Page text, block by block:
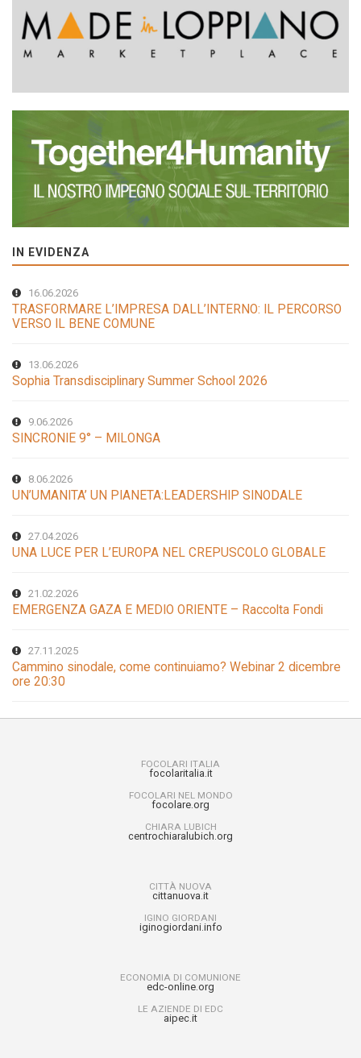
IN EVIDENZA
16.06.2026
TRASFORMARE L’IMPRESA DALL’INTERNO: IL PERCORSO
VERSO IL BENE COMUNE
13.06.2026
Sophia Transdisciplinary Summer School 2026
9.06.2026
SINCRONIE 9° – MILONGA
8.06.2026
UN’UMANITA’ UN PIANETA:LEADERSHIP SINODALE
27.04.2026
UNA LUCE PER L’EUROPA NEL CREPUSCOLO GLOBALE
21.02.2026
EMERGENZA GAZA E MEDIO ORIENTE – Raccolta Fondi
27.11.2025
Cammino sinodale, come continuiamo? Webinar 2 dicembre
ore 20:30
FOCOLARI ITALIA
focolaritalia.it
FOCOLARI NEL MONDO
focolare.org
CHIARA LUBICH
centrochiaralubich.org
CITTÀ NUOVA
cittanuova.it
IGINO GIORDANI
iginogiordani.info
ECONOMIA DI COMUNIONE
edc-online.org
LE AZIENDE DI EDC
aipec.it